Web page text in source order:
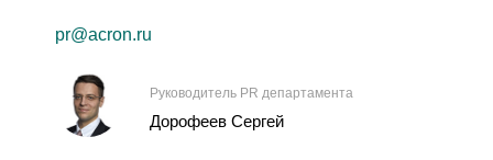
pr@acron.ru
Руководитель PR департамента
Дорофеев Сергей